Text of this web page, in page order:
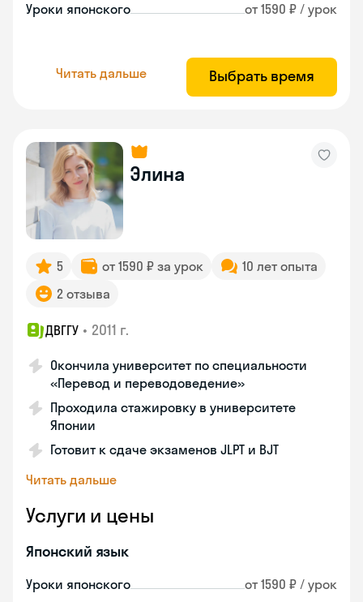
Уроки японского от 1590 ₽ / урок
Читать дальше Выбрать время
Элина
5 от 1590 ₽ за урок
10 лет опыта
2 отзыва
ДВГГУ • 2011 г.
Окончила университет по специальности
«Перевод и переводоведение»
Проходила стажировку в университете
Японии
Готовит к сдаче экзаменов JLPT и BJT
Читать дальше
Услуги и цены
Японский язык
Уроки японского от 1590 ₽ / урок